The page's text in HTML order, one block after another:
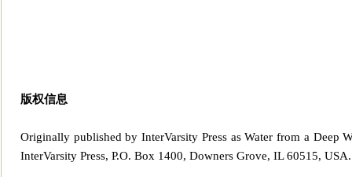
版权信息
Originally published by InterVarsity Press as Water from a Deep
InterVarsity Press, P.O. Box 1400, Downers Grove, IL 60515,